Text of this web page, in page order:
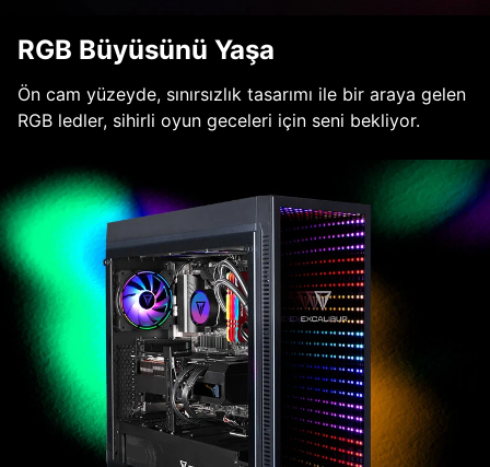
RGB Büyüsünü Yaşa
Ön cam yüzeyde, sınırsızlık tasarımı ile bir araya gelen
RGB ledler, sihirli oyun geceleri için seni bekliyor.